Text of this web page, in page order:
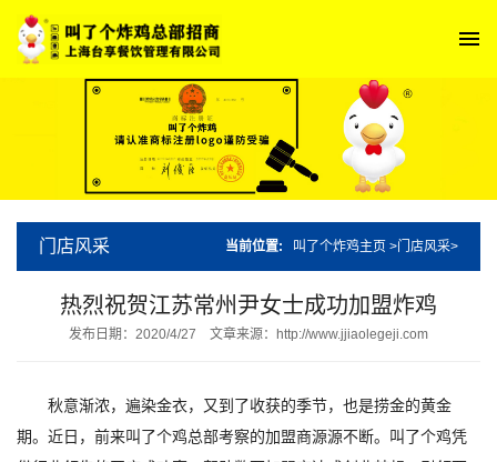
门店风采 当前位置: 叫了个炸鸡主页 >门店风采>
热烈祝贺江苏常州尹女士成功加盟炸鸡
发布日期：2020/4/27 文章来源：http://www.jjiaolegeji.com
秋意渐浓，遍染金衣，又到了收获的季节，也是捞金的黄金
期。近日，前来叫了个鸡总部考察的加盟商源源不断。叫了个鸡凭